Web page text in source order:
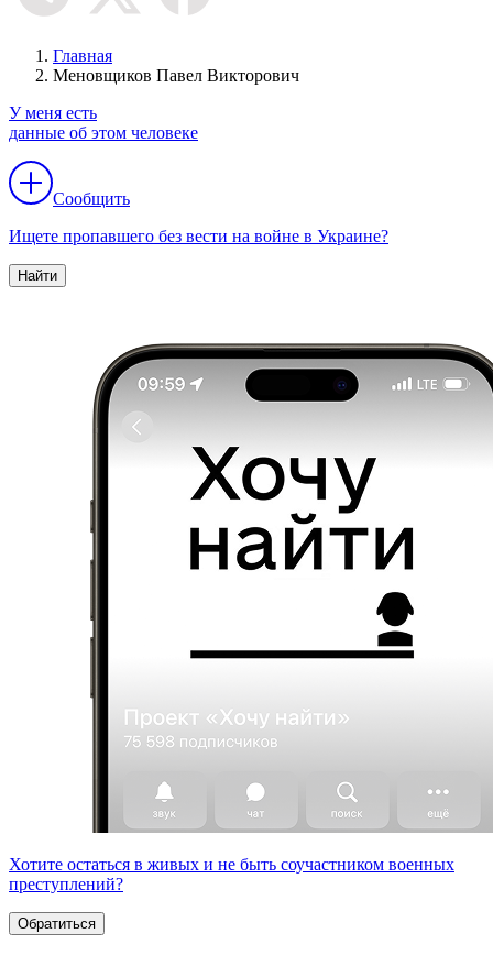
Главная
Меновщиков Павел Викторович
У меня есть
данные об этом человеке
Сообщить
Ищете пропавшего без вести на войне в Украине?
Найти
Хотите остаться в живых и не быть соучастником военных
преступлений?
Обратиться